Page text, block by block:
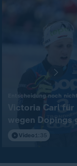
Entscheidung noch
Victoria Carl
wegen
Video 1:35